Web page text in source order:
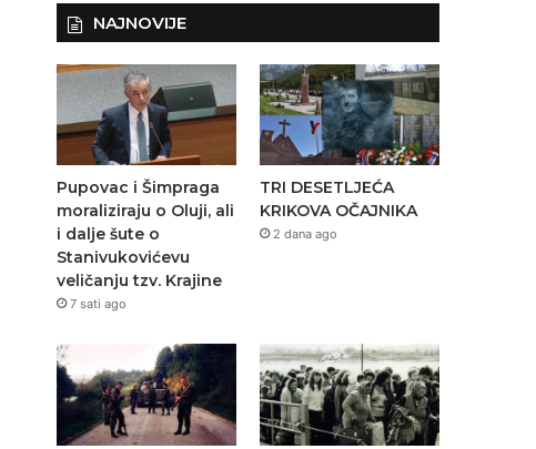
NAJNOVIJE
Pupovac i Šimpraga
moraliziraju o Oluji, ali
i dalje šute o
Stanivukovićevu
veličanju tzv. Krajine
7 sati ago
TRI DESETLJEĆA
KRIKOVA OČAJNIKA
2 dana ago